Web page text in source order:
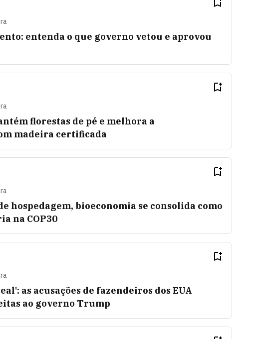
entenda o que governo vetou e aprovou
florestas de pé e melhora a
madeira certificada
hospedagem, bioeconomia se consolida como
na COP30
as acusações de fazendeiros dos EUA
ao governo Trump